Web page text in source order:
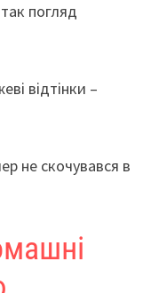
погляд
відтінки –
не скочувався в